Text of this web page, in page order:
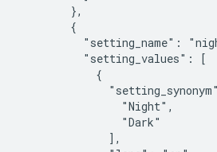
        },
        {
"setting_name":
          "setting_values": [
            {
                "Night",
                "Dark"
              ],